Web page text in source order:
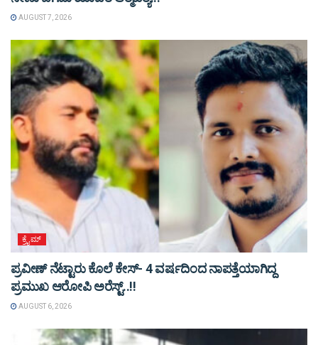
AUGUST 7, 2026
ಕ್ರೈಮ್
ಪ್ರವೀಣ್ ನೆಟ್ಟಾರು ಕೊಲೆ ಕೇಸ್‌- 4 ವರ್ಷದಿಂದ ನಾಪತ್ತೆಯಾಗಿದ್ದ
ಪ್ರಮುಖ ಆರೋಪಿ ಅರೆಸ್ಟ್‌..!!
AUGUST 6, 2026